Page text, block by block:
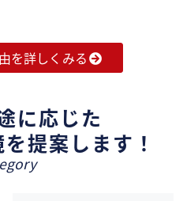
を詳しくみる
に応じた
提案します！